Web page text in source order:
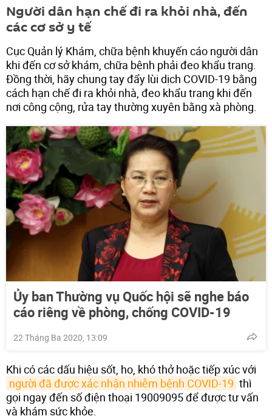
Người dân hạn chế đi ra khỏi nhà, đến
các cơ sở y tế
Cục Quản lý Khám, chữa bệnh khuyến cáo người dân
khi đến cơ sở khám, chữa bệnh phải đeo khẩu trang.
Đồng thời, hãy chung tay đẩy lùi dịch COVID-19 bằng
cách hạn chế đi ra khỏi nhà, đeo khẩu trang khi đến
nơi công cộng, rửa tay thường xuyên bằng xà phòng.
Ủy ban Thường vụ Quốc hội sẽ nghe báo
cáo riêng về phòng, chống COVID-19
22 Tháng Ba 2020, 13:09
Khi có các dấu hiệu sốt, ho, khó thở hoặc tiếp xúc với
người đã được xác nhận nhiễm bệnh COVID-19 thì
gọi ngay đến số điện thoại 19009095 để được tư vấn
và khám sức khỏe.